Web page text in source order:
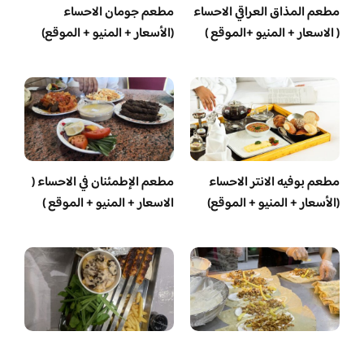
مطعم المذاق العراقي الاحساء
( الاسعار + المنيو +الموقع )
مطعم جومان الاحساء
(الأسعار + المنيو + الموقع)
مطعم بوفيه الانتر الاحساء
(الأسعار + المنيو + الموقع)
مطعم الإطمئنان في الاحساء (
الاسعار + المنيو + الموقع )